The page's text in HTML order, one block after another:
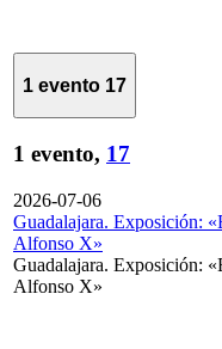
1 evento 17
1 evento, 17
2026-07-06
Guadalajara. Exposición:
Alfonso X»
Guadalajara. Exposición:
Alfonso X»